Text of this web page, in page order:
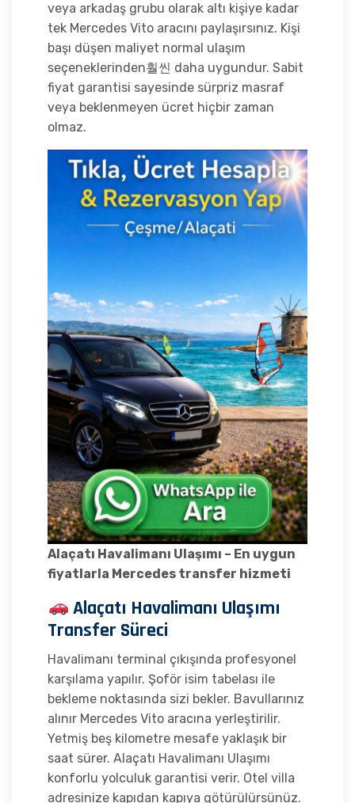
veya arkadaş grubu olarak altı kişiye kadar
tek Mercedes Vito aracını paylaşırsınız. Kişi
başı düşen maliyet normal ulaşım
seçeneklerinden훨씬 daha uygundur. Sabit
fiyat garantisi sayesinde sürpriz masraf
veya beklenmeyen ücret hiçbir zaman
olmaz.
Alaçatı Havalimanı Ulaşımı – En uygun
fiyatlarla Mercedes transfer hizmeti
Alaçatı Havalimanı Ulaşımı
Transfer Süreci
Havalimanı terminal çıkışında profesyonel
karşılama yapılır. Şoför isim tabelası ile
bekleme noktasında sizi bekler. Bavullarınız
alınır Mercedes Vito aracına yerleştirilir.
Yetmiş beş kilometre mesafe yaklaşık bir
saat sürer. Alaçatı Havalimanı Ulaşımı
konforlu yolculuk garantisi verir. Otel villa
adresinize kapıdan kapıya götürülürsünüz.